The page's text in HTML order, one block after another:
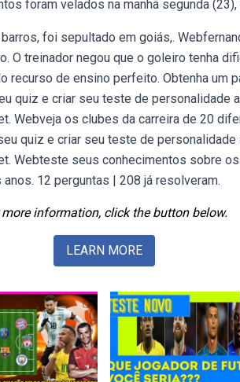
foram velados na manhã segunda
foi sepultado em goiás,.
O treinador negou que o goleiro tenha
recurso de ensino perfeito. Obtenha um
quiz e criar seu teste de personalidade
Webveja os clubes da carreira de 20
quiz e criar seu teste de
Webteste seus conhecimentos sobre
12 perguntas | 208 já resolveram.
more information, click the button below.
LEARN MORE